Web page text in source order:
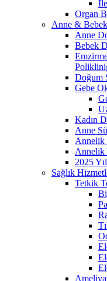
Organ
Anne & Bebek
Anne
Bebek
Doğum
Gebe
Kadın
Anne
Annelik
Annelik
2025
Sağlık
Tetkik